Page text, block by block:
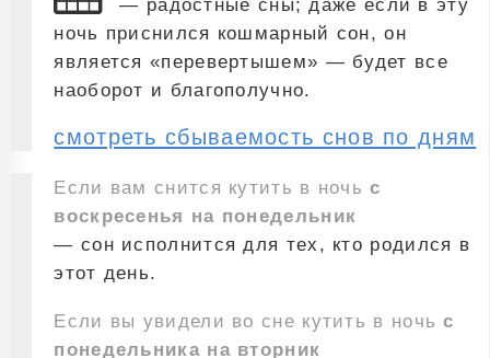
— радостные сны; даже если в эту
ночь приснился кошмарный сон, он
является «перевертышем» — будет все
наоборот и благополучно.
смотреть сбываемость снов по дням
Если вам снится кутить в ночьс
воскресенья на понедельник
— сон исполнится для тех, кто родился в
этот день.
Если вы увидели во сне кутить в ночьс
понедельника на вторник